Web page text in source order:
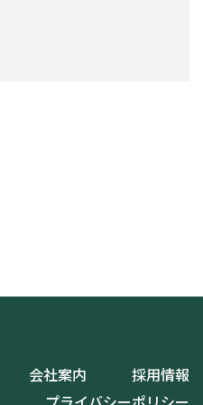
会社案内
採用情報